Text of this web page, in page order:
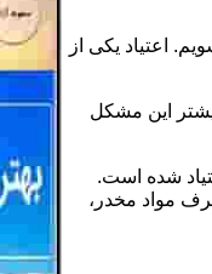
اعتیاد یکی از
این مشکل
شده است.
مواد مخدر،